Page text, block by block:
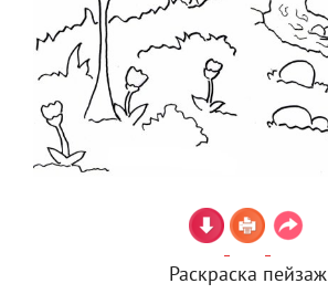
Раскраска пейзаж